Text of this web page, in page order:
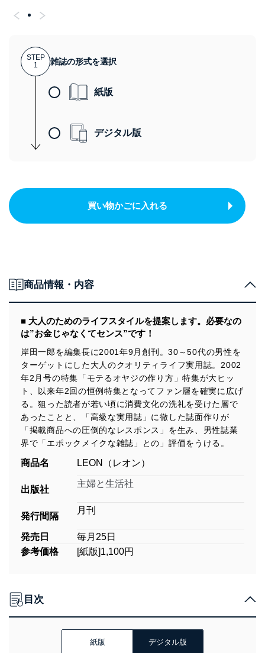
STEP
1
雑誌の形式を選択
紙版
デジタル版
買い物かごに入れる
商品情報・内容
■ 大人のためのライフスタイルを提案します。必要なの
は”お金じゃなくてセンス”です！
岸田一郎を編集長に2001年9月創刊。30～50代の男性を
ターゲットにした大人のクオリティライフ実用誌。2002
年2月号の特集「モテるオヤジの作り方」特集が大ヒッ
ト、以来年2回の恒例特集となってファン層を確実に広げ
る。狙った読者が若い頃に消費文化の洗礼を受けた層で
あったことと、「高級な実用誌」に徹した誌面作りが
「掲載商品への圧倒的なレスポンス」を生み、男性誌業
界で「エポックメイクな雑誌」との」評価をうける。
商品名 LEON（レオン）
出版社
主婦と生活社
発行間隔
月刊
発売日
毎月25日
参考価格
[紙版]1,100円
目次
紙版 デジタル版